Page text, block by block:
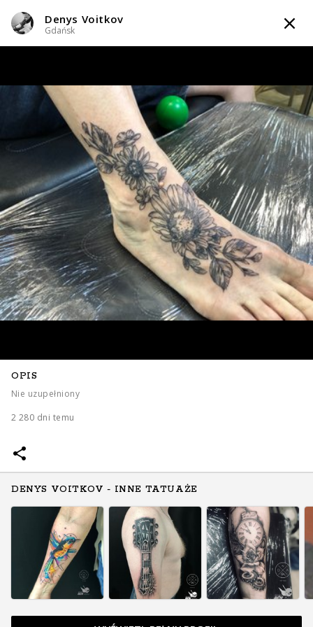
TATTOOARTIST
Denys Voitkov
Gdańsk
WIADOMOŚĆ
TATUAŻE WZORY INFO
Denys Voitkov
Gdańsk
OPIS
Nie uzupełniony
2 280 dni temu
DENYS VOITKOV - INNE TATUAŻE